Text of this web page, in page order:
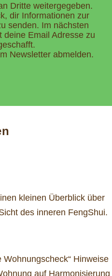
Dritte weitergegeben.
dir Informationen zur
senden. Im nächsten
deine Email Adresse zu
Newsletter abmelden.
kleinen Überblick über
des inneren FengShui.
Wohnungscheck“ Hinweise
auf Harmonisierung